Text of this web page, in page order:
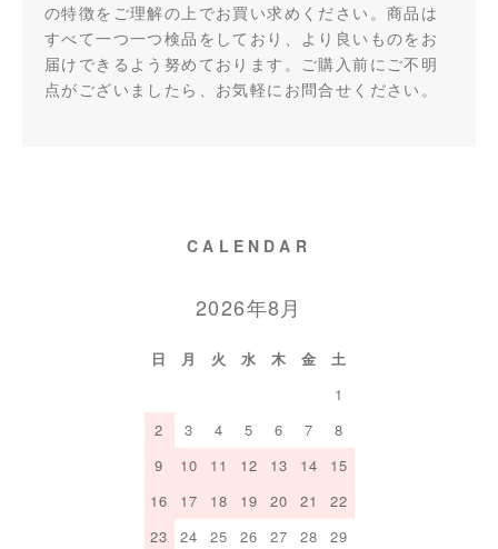
の特徴をご理解の上でお買い求めください。商品は
すべて一つ一つ検品をしており、より良いものをお
届けできるよう努めております。ご購入前にご不明
点がございましたら、お気軽にお問合せください。
CALENDAR
2026年8月
日 月 火 水 木 金
土
1
2
3 4 5 6 7
8
9
10 11 12 13 14
15
16
17 18 19 20 21
22
23
24 25 26 27 28
29